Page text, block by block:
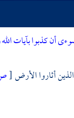
أن كذبوا بآيات
أثاروا الأرض[